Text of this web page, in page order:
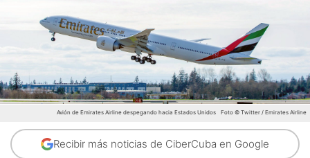
Avión de Emirates Airline despegando hacia Estados Unidos Foto © Twitter / Emirates Airline
Recibir más noticias de CiberCuba en Google